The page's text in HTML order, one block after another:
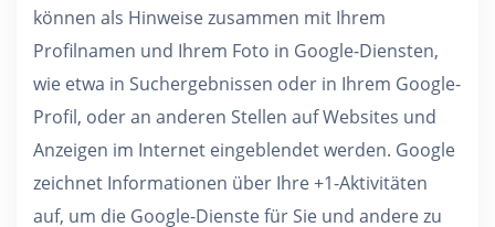
können als Hinweise zusammen mit Ihrem
Profilnamen und Ihrem Foto in Google-Diensten,
wie etwa in Suchergebnissen oder in Ihrem Google-
Profil, oder an anderen Stellen auf Websites und
Anzeigen im Internet eingeblendet werden. Google
zeichnet Informationen über Ihre +1-Aktivitäten
auf, um die Google-Dienste für Sie und andere zu